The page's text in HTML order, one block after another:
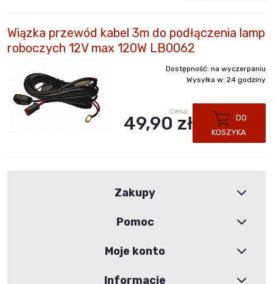
Wiązka przewód kabel 3m do podłączenia lamp
roboczych 12V max 120W LB0062
Dostępność: na wyczerpaniu
Wysyłka w: 24 godziny
Cena:
49,90 zł
DO
KOSZYKA
Zakupy
Pomoc
Moje konto
Informacje